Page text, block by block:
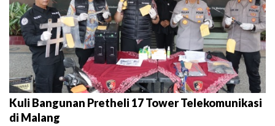
Kuli Bangunan Pretheli 17 Tower Telekomunikasi
di Malang